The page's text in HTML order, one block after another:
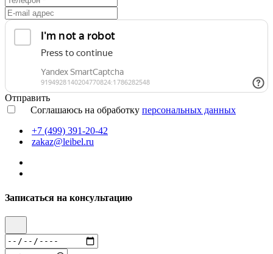
Отправить
Соглашаюсь на обработку персональных данных
+7 (499) 391-20-42
zakaz@leibel.ru
Записаться на консультацию